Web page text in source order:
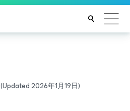
(Updated 2026年1月19日)